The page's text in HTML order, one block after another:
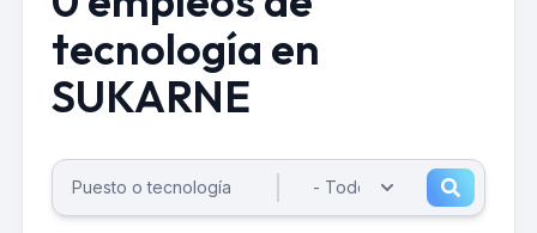
tecnología en
SUKARNE